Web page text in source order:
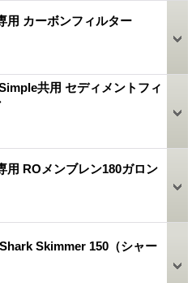
用 カーボンフィルター
共用 セディメントフィ
用 ROメンブレン180ガロン
Shark Skimmer 150（シャー